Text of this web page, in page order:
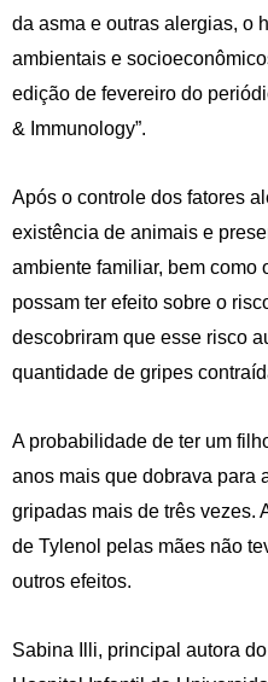
da asma e outras alergias, o
ambientais e
edição de fevereiro do
& Immunology”.
Após o controle dos fatores
existência de animais e
ambiente familiar, bem como
possam ter efeito sobre o
descobriram que esse risco
quantidade de gripes
A probabilidade de ter um
anos mais que dobrava para
gripadas mais de três vezes.
de Tylenol pelas mães não
outros efeitos.
Sabina Illi, principal autora